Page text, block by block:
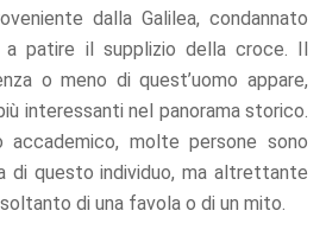
dalla Galilea, condannato
a patire il supplizio della croce. Il
o meno di quest’uomo appare,
interessanti nel panorama storico.
accademico, molte persone sono
di questo individuo, ma altrettante
di una favola o di un mito.